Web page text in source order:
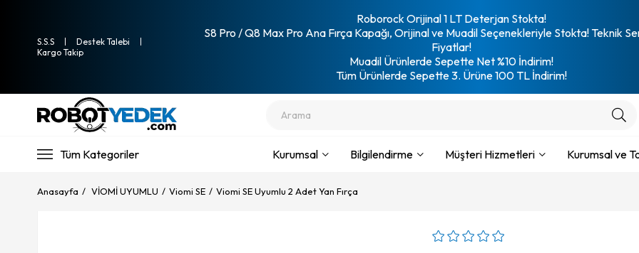
S.S.S
Destek Talebi
Kargo Takip
Roborock Orijinal 1 LT Deterjan Stokta!
S8 Pro / Q8 Max Pro Ana Fırça Kapağı, Orijinal ve Muadil Seçenekleriyle Stokta! Teknik
Fiyatlar!
Muadil Ürünlerde Sepette Net %10 İndirim!
Tüm Ürünlerde Sepette 3. Ürüne 100 TL İndirim!
Tüm Kategoriler Kurumsal Bilgilendirme Müşteri Hizmetleri Kurumsal ve
Anasayfa VİOMİ UYUMLU Viomi SE Viomi SE Uyumlu 2 Adet Yan Fırça